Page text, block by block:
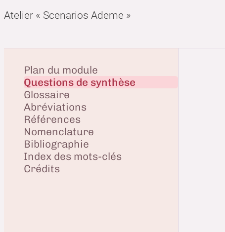
Atelier « Scenarios Ademe »
Plan du module
Questions de synthèse
Glossaire
Abréviations
Références
Nomenclature
Bibliographie
Index des mots-clés
Crédits